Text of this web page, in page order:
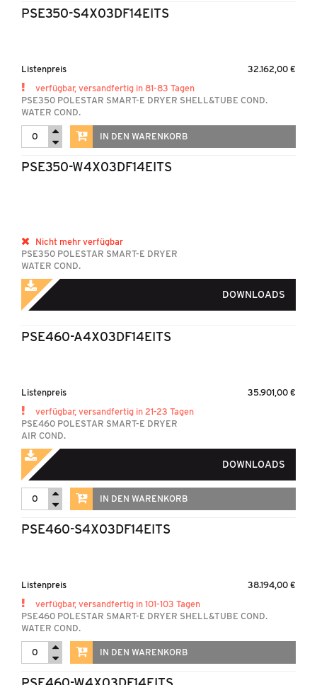
PSE350-S4X03DF14EITS
Listenpreis
32.162,00 €
verfügbar, versandfertig in 81-83 Tagen
PSE350 POLESTAR SMART-E DRYER SHELL&TUBE COND.
WATER COND.
IN DEN WARENKORB
PSE350-W4X03DF14EITS
Nicht mehr verfügbar
PSE350 POLESTAR SMART-E DRYER
WATER COND.
DOWNLOADS
PSE460-A4X03DF14EITS
Listenpreis
35.901,00 €
verfügbar, versandfertig in 21-23 Tagen
PSE460 POLESTAR SMART-E DRYER
AIR COND.
DOWNLOADS
IN DEN WARENKORB
PSE460-S4X03DF14EITS
Listenpreis
38.194,00 €
verfügbar, versandfertig in 101-103 Tagen
PSE460 POLESTAR SMART-E DRYER SHELL&TUBE COND.
WATER COND.
IN DEN WARENKORB